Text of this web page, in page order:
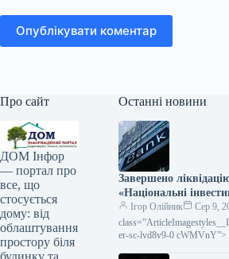
Опублікувати коментар
Про сайт
ДОМ Інфор
— портал про
все, що
стосується
дому: від
облаштування
простору біля
Останні новини
Завершено
«Національні
Фонд гарантування
виплати вкладникам
Ігор Олійник
Сер 9,
er-sc-lvd8v9-0